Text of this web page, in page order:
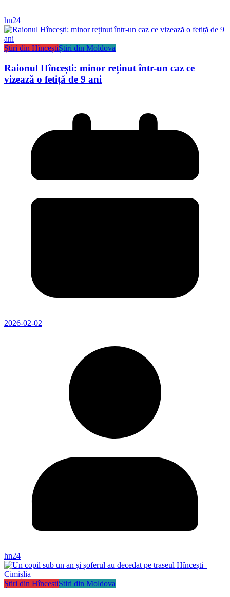
hn24
Știri din HînceștiȘtiri din Moldova
Raionul Hîncești: minor reținut într-un caz ce
vizează o fetiță de 9 ani
2026-02-02
hn24
Știri din HînceștiȘtiri din Moldova